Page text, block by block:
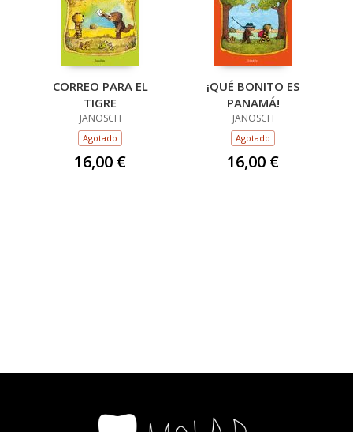
CORREO PARA EL
TIGRE
JANOSCH
Agotado
16,00 €
¡QUÉ BONITO ES
PANAMÁ!
JANOSCH
Agotado
16,00 €